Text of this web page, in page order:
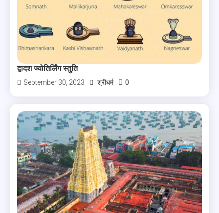
द्वादश ज्योतिर्लिंग स्तुति
September 30, 2023 श्रीधर्म 0